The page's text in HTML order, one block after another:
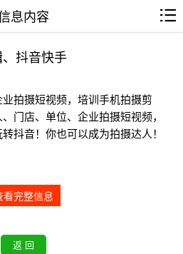
息内容
抖音快手
拍摄短视频，培训手机拍摄剪
门店、单位、企业拍摄短视频，
抖音！你也可以成为拍摄达人！
看完整信息